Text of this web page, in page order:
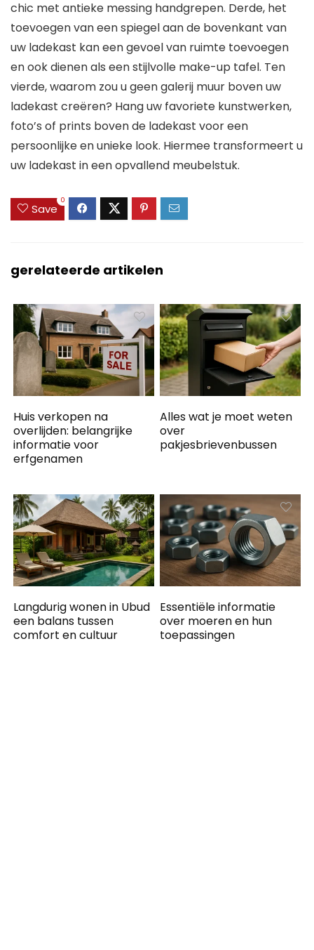
chic met antieke messing handgrepen. Derde, het
toevoegen van een spiegel aan de bovenkant van
uw ladekast kan een gevoel van ruimte toevoegen
en ook dienen als een stijlvolle make-up tafel. Ten
vierde, waarom zou u geen galerij muur boven uw
ladekast creëren? Hang uw favoriete kunstwerken,
foto’s of prints boven de ladekast voor een
persoonlijke en unieke look. Hiermee transformeert u
uw ladekast in een opvallend meubelstuk.
Save
0
gerelateerde artikelen
Huis verkopen na
overlijden: belangrijke
informatie voor
erfgenamen
Alles wat je moet weten
over
pakjesbrievenbussen
Langdurig wonen in Ubud
een balans tussen
comfort en cultuur
Essentiële informatie
over moeren en hun
toepassingen